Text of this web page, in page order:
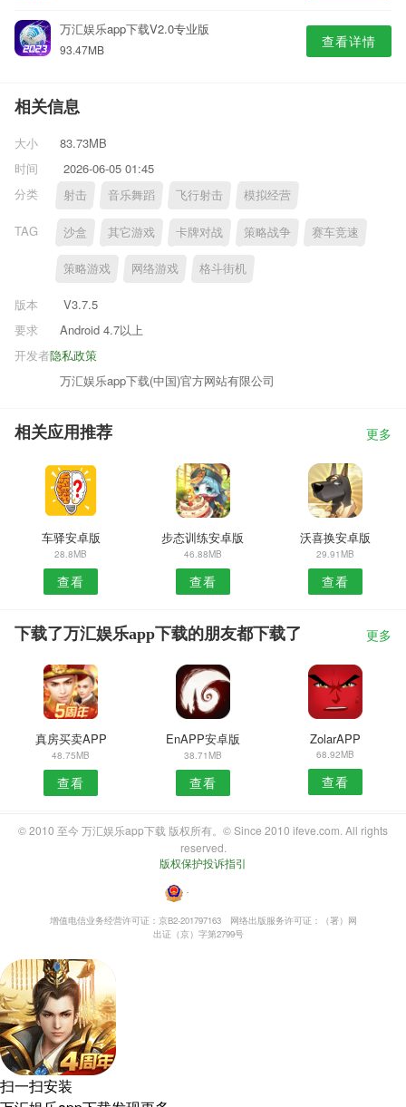
万汇娱乐app下载V2.0专业版
93.47MB 查看详情
相关信息
大小
83.73MB
时间
2026-06-05 01:45
分类
射击 音乐舞蹈 飞行射击 模拟经营
TAG 沙盒 其它游戏 卡牌对战 策略战争 赛车竞速
策略游戏 网络游戏 格斗街机
版本
V3.7.5
要求
Android 4.7以上
隐私政策
开发者
万汇娱乐app下载(中国)官方网站有限公司
相关应用推荐 更多
车驿安卓版
28.8MB
查看
步态训练安卓版
46.88MB
查看
沃喜换安卓版
29.91MB
查看
下载了万汇娱乐app下载的朋友都下载了 更多
真房买卖APP
48.75MB
查看
EnAPP安卓版
38.71MB
查看
ZolarAPP
68.92MB
查看
© 2010 至今 万汇娱乐app下载 版权所有。© Since 2010 ifeve.com. All rights
reserved.
版权保护投诉指引
・
增值电信业务经营许可证：京B2-201797163
网络出版服务许可证：（署）网
出证（京）字第2799号
扫一扫安装